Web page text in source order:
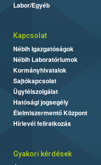
Labor/Egyéb
Kapcsolat
Nébih Igazgatóságok
Nébih Laboratóriumok
Kormányhivatalok
Sajtókapcsolat
Ügyfélszolgálat
Hatósági jogsegély
Élelmiszermentő Központ
Hírlevél feliratkozás
Gyakori kérdések